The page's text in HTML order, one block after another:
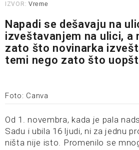
IZVOR: Vreme
Napadi se dešavaju na
izveštavanjem na ulici, a
zato što novinarka
temi nego zato što
Foto: Canva
Od 1. novembra, kada je pala
Sadu i ubila 16 ljudi, ni za jednu
ništa nije isto. Promenilo se